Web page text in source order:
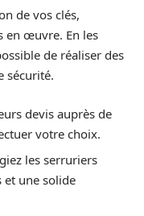
de vos clés,
en œuvre. En les
de réaliser des
sécurité.
devis auprès de
votre choix.
les serruriers
et une solide